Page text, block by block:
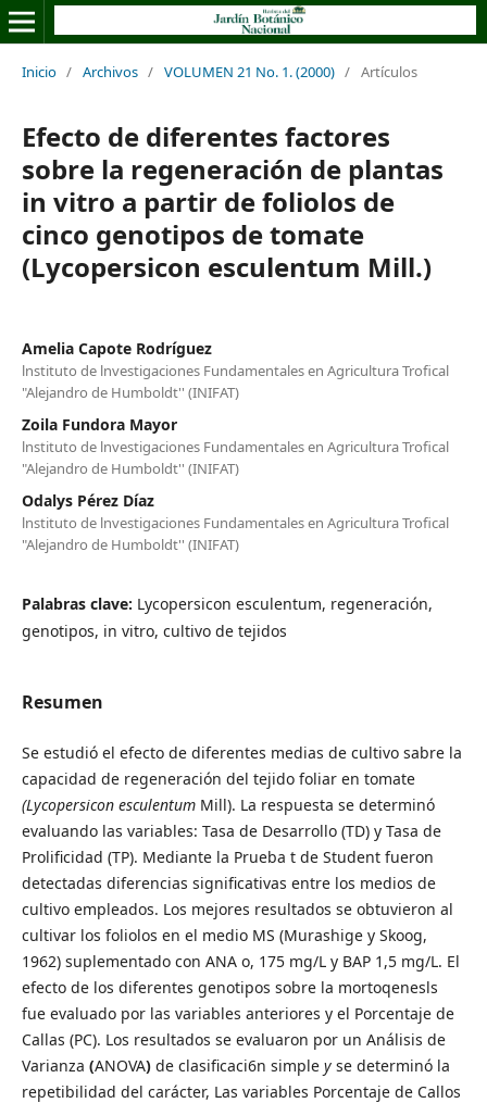
Inicio / Archivos / VOLUMEN 21 No. 1. (2000) / Artículos
Efecto de diferentes factores
sobre la regeneración de plantas
in vitro a partir de foliolos de
cinco genotipos de tomate
(Lycopersicon esculentum Mill.)
Amelia Capote Rodríguez
lnstituto de lnvestigaciones Fundamentales en Agricultura Trofical
"Alejandro de Humboldt'' (INIFAT)
Zoila Fundora Mayor
lnstituto de lnvestigaciones Fundamentales en Agricultura Trofical
"Alejandro de Humboldt'' (INIFAT)
Odalys Pérez Díaz
lnstituto de lnvestigaciones Fundamentales en Agricultura Trofical
"Alejandro de Humboldt'' (INIFAT)
Palabras clave: Lycopersicon esculentum, regeneración,
genotipos, in vitro, cultivo de tejidos
Resumen
Se estudió el efecto de diferentes medias de cultivo sabre la
capacidad de regeneración del tejido foliar en tomate
(Lycopersicon esculentum Mill). La respuesta se determinó
evaluando las variables: Tasa de Desarrollo (TD) y Tasa de
Prolificidad (TP). Mediante la Prueba t de Student fueron
detectadas diferencias significativas entre los medios de
cultivo empleados. Los mejores resultados se obtuvieron al
cultivar los foliolos en el medio MS (Murashige y Skoog,
1962) suplementado con ANA o, 175 mg/L y BAP 1,5 mg/L. El
efecto de los diferentes genotipos sobre la mortoqenesls
fue evaluado por las variables anteriores y el Porcentaje de
Callas (PC). Los resultados se evaluaron por un Análisis de
Varianza (ANOVA) de clasificaci6n simple y se determinó la
repetibilidad del carácter, Las variables Porcentaje de Callos